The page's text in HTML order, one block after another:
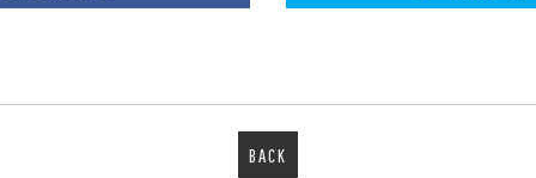
BACK